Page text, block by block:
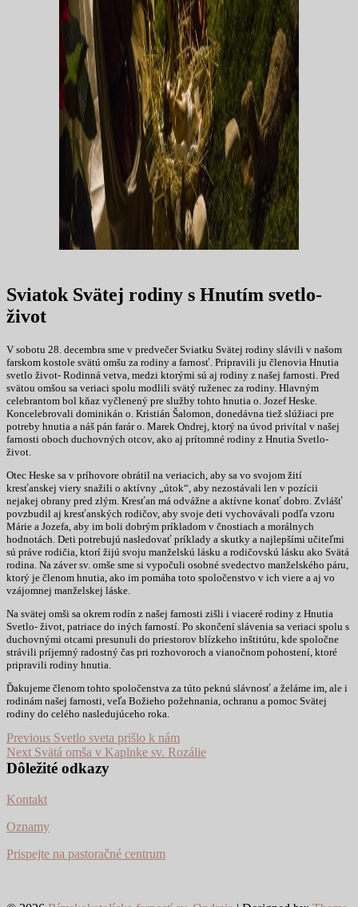
Sviatok Svätej rodiny s Hnutím svetlo-
život
V sobotu 28. decembra sme v predvečer Sviatku Svätej rodiny slávili v našom
farskom kostole svätú omšu za rodiny a farnosť. Pripravili ju členovia Hnutia
svetlo život- Rodinná vetva, medzi ktorými sú aj rodiny z našej farnosti. Pred
svätou omšou sa veriaci spolu modlili svätý ruženec za rodiny. Hlavným
celebrantom bol kňaz vyčlenený pre služby tohto hnutia o. Jozef Heske.
Koncelebrovali dominikán o. Kristián Šalomon, donedávna tiež slúžiaci pre
potreby hnutia a náš pán farár o. Marek Ondrej, ktorý na úvod privítal v našej
farnosti oboch duchovných otcov, ako aj prítomné rodiny z Hnutia Svetlo-
život.
Otec Heske sa v príhovore obrátil na veriacich, aby sa vo svojom žití
kresťanskej viery snažili o aktívny „útok“, aby nezostávali len v pozícii
nejakej obrany pred zlým. Kresťan má odvážne a aktívne konať dobro. Zvlášť
povzbudil aj kresťanských rodičov, aby svoje deti vychovávali podľa vzoru
Márie a Jozefa, aby im boli dobrým príkladom v čnostiach a morálnych
hodnotách. Deti potrebujú nasledovať príklady a skutky a najlepšími učiteľmi
sú práve rodičia, ktorí žijú svoju manželskú lásku a rodičovskú lásku ako Svätá
rodina. Na záver sv. omše sme si vypočuli osobné svedectvo manželského páru,
ktorý je členom hnutia, ako im pomáha toto spoločenstvo v ich viere a aj vo
vzájomnej manželskej láske.
Na svätej omši sa okrem rodín z našej farnosti zišli i viaceré rodiny z Hnutia
Svetlo- život, patriace do iných farností. Po skončení slávenia sa veriaci spolu s
duchovnými otcami presunuli do priestorov blízkeho inštitútu, kde spoločne
strávili príjemný radostný čas pri rozhovoroch a vianočnom pohostení, ktoré
pripravili rodiny hnutia.
Ďakujeme členom tohto spoločenstva za túto peknú slávnosť a želáme im, ale i
rodinám našej farnosti, veľa Božieho požehnania, ochranu a pomoc Svätej
rodiny do celého nasledujúceho roka.
Navigácia
v
Previous Previous
post:
Svetlo sveta prišlo k nám
Next Next
post:
Svätá omša v Kaplnke sv. Rozálie
Dôležité odkazy
Kontakt
Oznamy
Prispejte na pastoračné centrum